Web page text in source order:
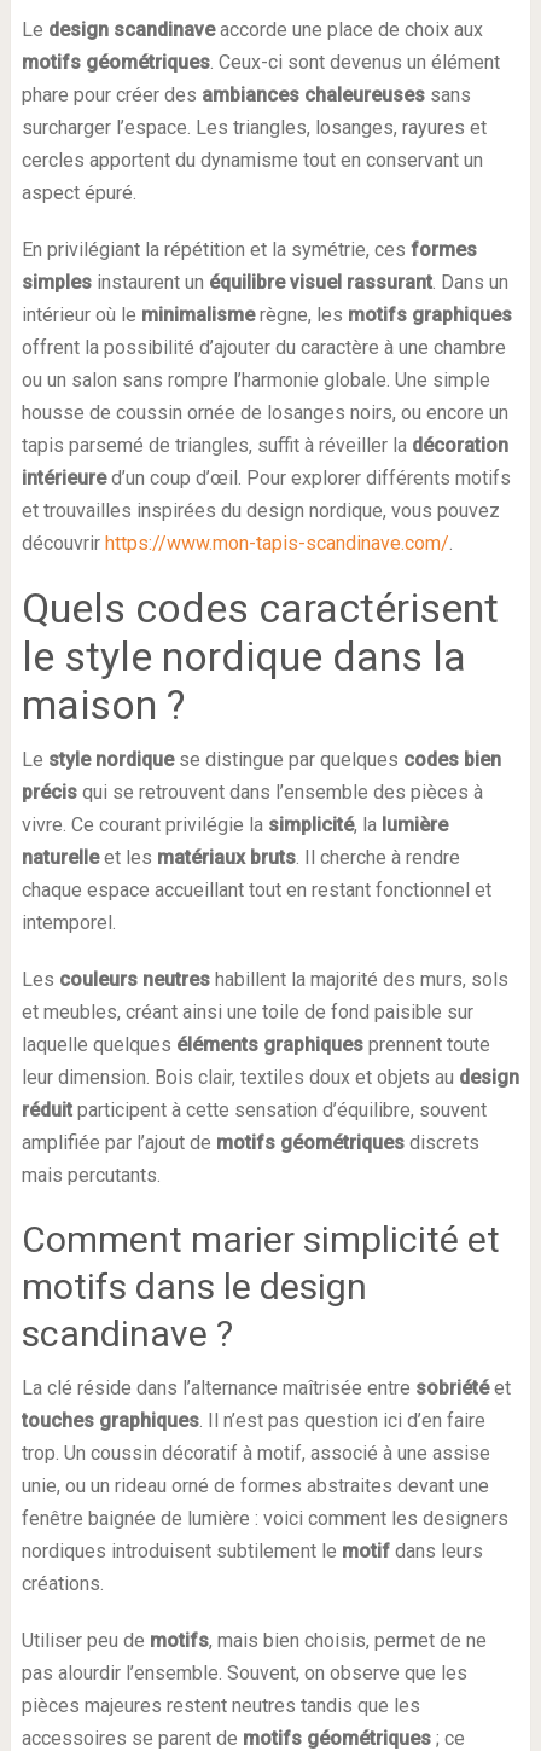
Le design scandinaveaccorde une place de choix aux
motifs géométriques. Ceux-ci sont devenus un élément
phare pour créer des ambiances chaleureusessans
surcharger l’espace. Les triangles, losanges, rayures et
cercles apportent du dynamisme tout en conservant un
aspect épuré.
En privilégiant la répétition et la symétrie, ces formes
simplesinstaurent un équilibre visuel rassurant. Dans un
intérieur où le minimalismerègne, les motifs graphiques
offrent la possibilité d’ajouter du caractère à une chambre
ou un salon sans rompre l’harmonie globale. Une simple
housse de coussin ornée de losanges noirs, ou encore un
tapis parsemé de triangles, suffit à réveiller la décoration
intérieured’un coup d’œil. Pour explorer différents motifs
et trouvailles inspirées du design nordique, vous pouvez
découvrir https://www.mon-tapis-scandinave.com/.
Quels codes caractérisent
le style nordique dans la
maison ?
Le style nordiquese distingue par quelques codes bien
précisqui se retrouvent dans l’ensemble des pièces à
vivre. Ce courant privilégie la simplicité, la lumière
naturelleet les matériaux bruts. Il cherche à rendre
chaque espace accueillant tout en restant fonctionnel et
intemporel.
Les couleurs neutreshabillent la majorité des murs, sols
et meubles, créant ainsi une toile de fond paisible sur
laquelle quelques éléments graphiquesprennent toute
leur dimension. Bois clair, textiles doux et objets au design
réduitparticipent à cette sensation d’équilibre, souvent
amplifiée par l’ajout de motifs géométriquesdiscrets
mais percutants.
Comment marier simplicité et
motifs dans le design
scandinave ?
La clé réside dans l’alternance maîtrisée entre sobriétéet
touches graphiques. Il n’est pas question ici d’en faire
trop. Un coussin décoratif à motif, associé à une assise
unie, ou un rideau orné de formes abstraites devant une
fenêtre baignée de lumière : voici comment les designers
nordiques introduisent subtilement le motifdans leurs
créations.
Utiliser peu de motifs, mais bien choisis, permet de ne
pas alourdir l’ensemble. Souvent, on observe que les
pièces majeures restent neutres tandis que les
accessoires se parent de motifs géométriques; ce